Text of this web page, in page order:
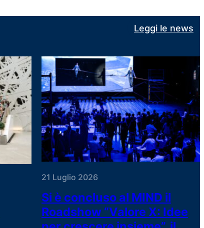
Leggi le news
21 Luglio 2026
Si è concluso al MIND il
Roadshow “Valore X: Idee